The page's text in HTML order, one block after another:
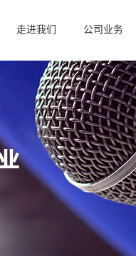
走进我们 公司业务